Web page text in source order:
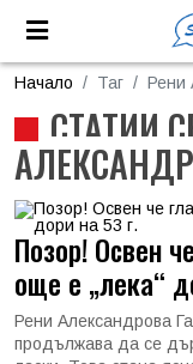
Начало Таг Рени
СТАТИИ
Позор! Освен
още е „лека“
Рени Александрова
продължава да се